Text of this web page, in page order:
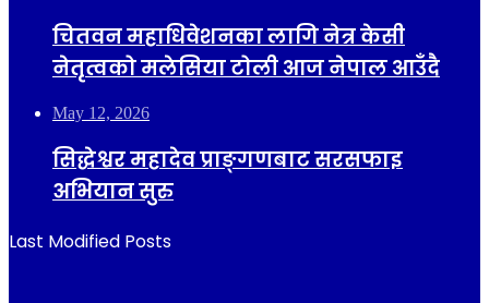
चितवन महाधिवेशनका लागि नेत्र केसी
नेतृत्वको मलेसिया टोली आज नेपाल आउँदै
May 12, 2026
सिद्धेश्वर महादेव प्राङ्गणबाट सरसफाइ
अभियान सुरु
Last Modified Posts